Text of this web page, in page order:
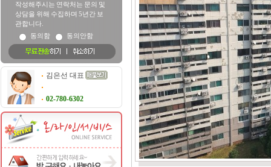
작성해주시는 연락처는 문의 및
상담을 위해 수집하며 5년간 보
관합니다.
동의함
동의안함
김은선 대표
02-780-6302